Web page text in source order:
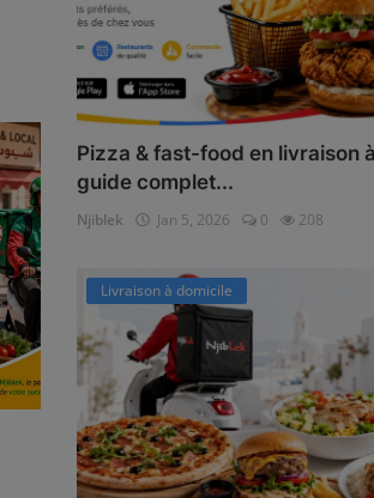
Pizza & fast-food en livraison
guide complet...
Njiblek Jan 5, 2026 0 208
Livraison à domicile